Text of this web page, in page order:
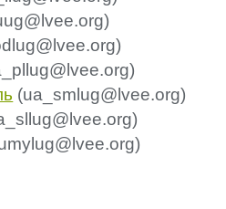
(ua_smlug@lvee.org)